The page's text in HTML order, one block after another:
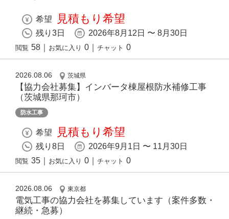
希望 見積もり希望
残り3日 2026年8月12日 〜 8月30日
閲覧 58 お気に入り 0 チャット 0
2026.08.06 茨城県
【協力会社募集】インバータ棟屋根防水補修工事
（茨城県那珂市）
防水工事
希望 見積もり希望
残り8日 2026年9月1日 〜 11月30日
閲覧 35 お気に入り 0 チャット 0
2026.08.06 東京都
電気工事の協力会社を募集しています（案件多数・
継続・急募）